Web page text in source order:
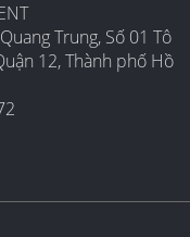
Trung, Số 01 Tô
12, Thành phố Hồ